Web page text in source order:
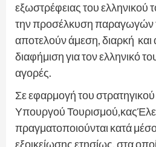
εξωστρέφειας του ελληνικού
την προσέλκυση παραγωγών
αποτελούν άμεση, διαρκή και
διαφήμιση για τον ελληνικό
αγορές.
Σε εφαρμογή του
Υπουργού
πραγματοποιούνται κατά
εξοικείωσης ετησίως, στα